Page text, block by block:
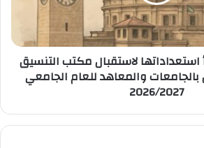
استعداداتها لاستقبال مكتب التنسيق
بالجامعات والمعاهد للعام الجامعي
2026/2027